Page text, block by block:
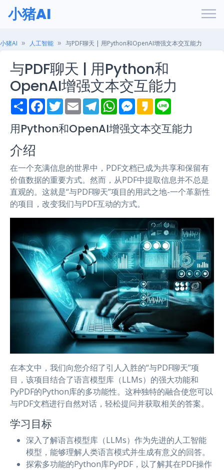
小猪AI
小猪AI 人工智能 与PDF聊天 | 用Python和OpenAI增强文本交互能力
与PDF聊天 | 用Python和
OpenAI增强文本交互能力
S
h
r
e
F
a
e
b
T
w
t
t
E
m
i
l
T
e
e
g
W
h
t
s
M
e
s
e
r
K
a
a
o
e
用Python和OpenAI增强文本交互能力
介绍
在一个充满信息的世界中，PDF文档已成为共享和保留有
价值数据的重要方式。然而，从PDF中提取信息并不总是
直观的。这就是“与PDF聊天”项目的用武之地-一个革新性
的项目，改变我们与PDF互动的方式。
在本文中，我们向您介绍了引人入胜的“与PDF聊天”项
目，该项目结合了语言模型库（LLMs）的强大功能和
PyPDF的Python库的多功能性。这种独特的融合使您可以
与PDF文档进行自然对话，轻松提问并获取相关的答案。
学习目标
深入了解语言模型库（LLMs）作为先进的人工智能
模型，能够理解人类语言模式并生成有意义的回答。
探索多功能的Python库PyPDF，以了解其在PDF操作